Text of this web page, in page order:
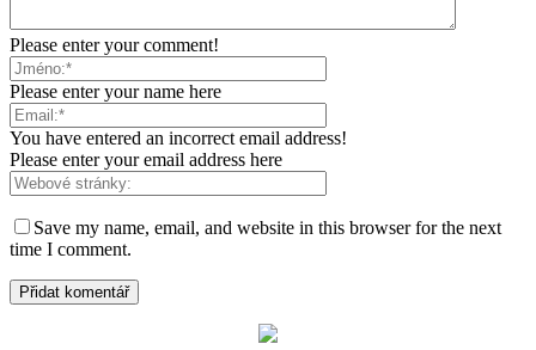
Please enter your comment!
Please enter your name here
You have entered an incorrect email address!
Please enter your email address here
Save my name, email, and website in this browser for the next
time I comment.